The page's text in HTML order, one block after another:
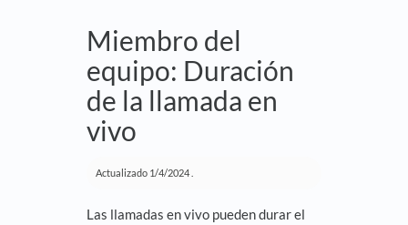
Miembro del
equipo: Duración
de la llamada en
vivo
Actualizado 1/4/2024
Las llamadas en vivo pueden durar el